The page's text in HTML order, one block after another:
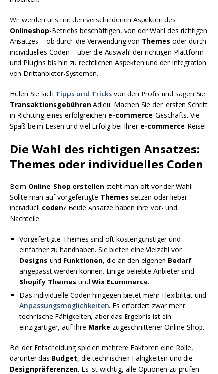
Wir werden uns mit den verschiedenen Aspekten des
Onlineshop-Betriebs beschäftigen, von der Wahl des richtigen
Ansatzes – ob durch die Verwendung von Themes oder durch
individuelles Coden – über die Auswahl der richtigen Plattform
und Plugins bis hin zu rechtlichen Aspekten und der Integration
von Drittanbieter-Systemen.
Holen Sie sich Tipps und Tricks von den Profis und sagen Sie
Transaktionsgebühren Adieu. Machen Sie den ersten Schritt
in Richtung eines erfolgreichen e-commerce-Geschäfts. Viel
Spaß beim Lesen und viel Erfolg bei Ihrer e-commerce-Reise!
Die Wahl des richtigen Ansatzes:
Themes oder individuelles Coden
Beim Online-Shop erstellen steht man oft vor der Wahl:
Sollte man auf vorgefertigte Themes setzen oder lieber
individuell coden? Beide Ansätze haben ihre Vor- und
Nachteile.
Vorgefertigte Themes sind oft kostengünstiger und
einfacher zu handhaben. Sie bieten eine Vielzahl von
Designs und Funktionen, die an den eigenen Bedarf
angepasst werden können. Einige beliebte Anbieter sind
Shopify Themes und Wix Ecommerce.
Das individuelle Coden hingegen bietet mehr Flexibilität und
Anpassungsmöglichkeiten. Es erfordert zwar mehr
technische Fähigkeiten, aber das Ergebnis ist ein
einzigartiger, auf Ihre Marke zugeschnittener Online-Shop.
Bei der Entscheidung spielen mehrere Faktoren eine Rolle,
darunter das Budget, die technischen Fähigkeiten und die
Designpräferenzen. Es ist wichtig, alle Optionen zu prüfen